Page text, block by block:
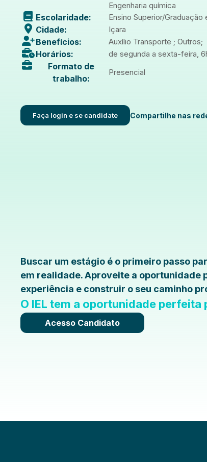
Engenharia química
Escolaridade: Ensino Superior/Graduação
Cidade: Içara
Benefícios: Auxílio Transporte ; Outros;
Horários: de segunda a sexta-feira,
Formato de
trabalho:
Presencial
Faça login e se candidate Compartilhe nas
Buscar um estágio é o primeiro passo
em realidade. Aproveite a oportunidade
experiência e construir o seu caminho
O IEL tem a oportunidade perfeita
Acesso Candidato